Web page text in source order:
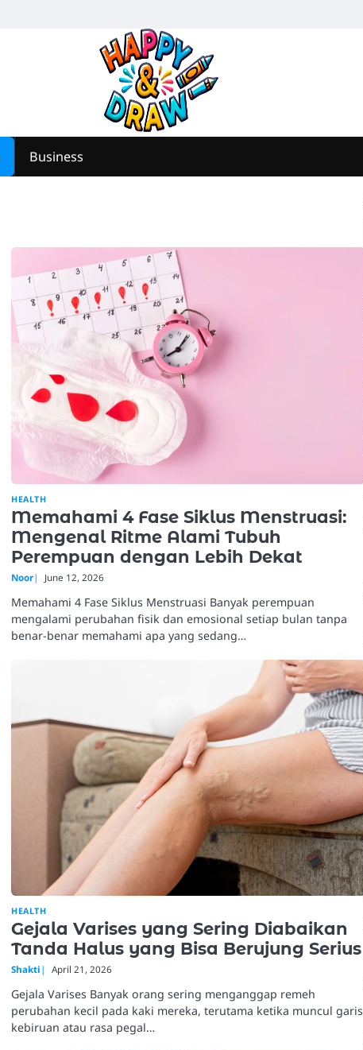
Business
HEALTH
Memahami 4 Fase Siklus Menstruasi:
Mengenal Ritme Alami Tubuh
Perempuan dengan Lebih Dekat
Noor June 12, 2026
Memahami 4 Fase Siklus Menstruasi Banyak perempuan
mengalami perubahan fisik dan emosional setiap bulan tanpa
benar-benar memahami apa yang sedang…
HEALTH
Gejala Varises yang Sering Diabaikan
Tanda Halus yang Bisa Berujung Serius
Shakti April 21, 2026
Gejala Varises Banyak orang sering menganggap remeh
perubahan kecil pada kaki mereka, terutama ketika muncul garis
kebiruan atau rasa pegal…